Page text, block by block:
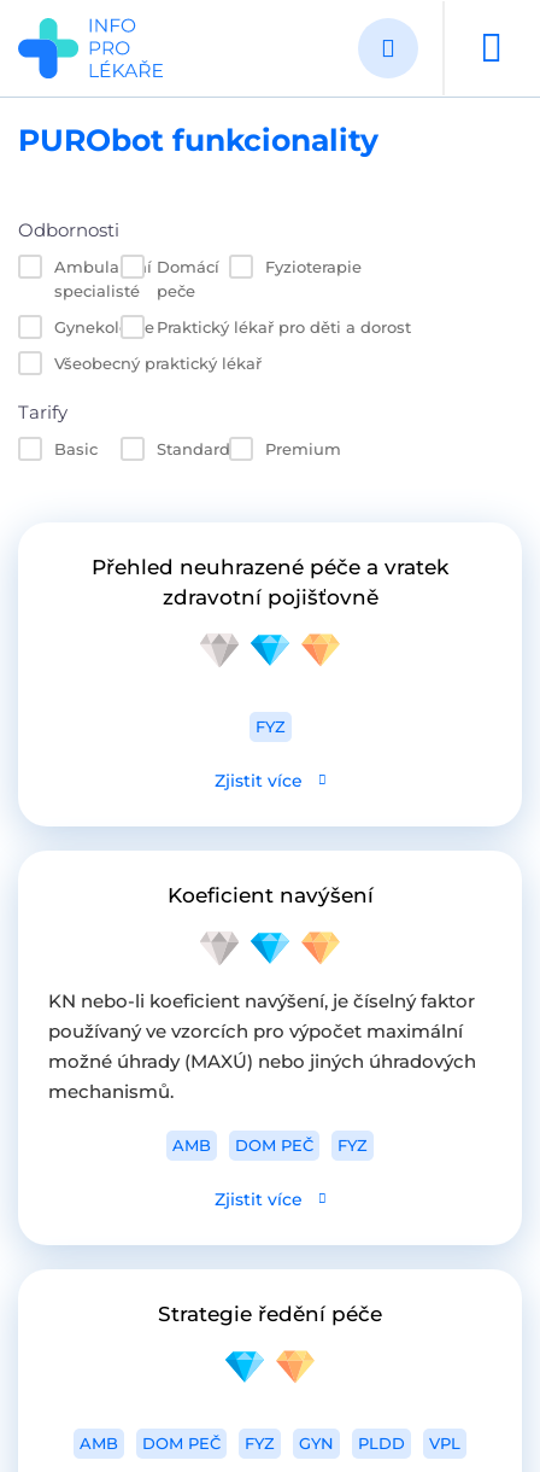
Přejít
hlavnímu
obsahu
PURObot funkcionality
Odbornosti
Ambulantní
specialisté
Domácí
peče
Fyzioterapie
GynekologiePraktický lékař pro děti a dorost
Všeobecný praktický lékař
Tarify
Basic Standard Premium
Přehled neuhrazené péče a vratek
zdravotní pojišťovně
FYZ
Zjistit více
Koeficient navýšení
KN nebo-li koeficient navýšení, je číselný faktor
používaný ve vzorcích pro výpočet maximální
možné úhrady (MAXÚ) nebo jiných úhradových
mechanismů.
AMB DOM PEČ FYZ
Zjistit více
Strategie ředění péče
AMB DOM PEČ FYZ GYN PLDD VPL